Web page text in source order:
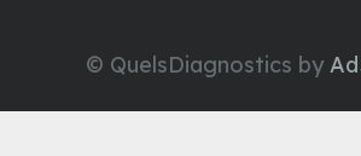
© QuelsDiagnostics by